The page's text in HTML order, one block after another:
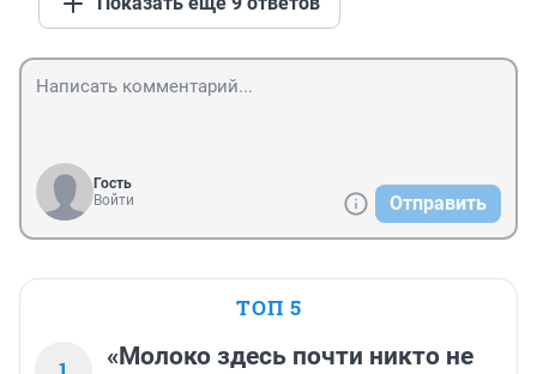
Гость
Войти
Отправить
ТОП 5
«Молоко здесь почти никто не